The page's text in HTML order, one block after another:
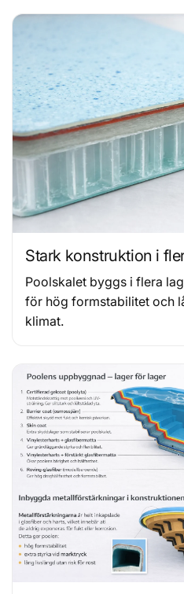
Stark konstruktion i
Poolskalet byggs i flera
för hög formstabilitet och
klimat.